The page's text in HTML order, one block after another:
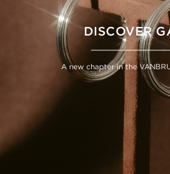
DISCOVER
A new chapter in the